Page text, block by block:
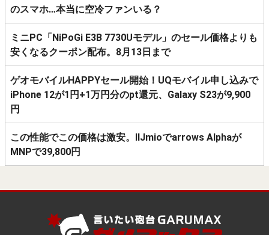
のスマホ…本当に空冷ファンいる？
ミニPC「NiPoGi E3B 7730Uモデル」のセール価格よりも
安くなるクーポン配布。8月13日まで
ゲオモバイルHAPPYセール開始！UQモバイル申し込みで
iPhone 12が1円+1万円分のpt還元、Galaxy S23が9,900
円
この性能でこの価格は激安。IIJmioでarrows Alphaが
MNPで39,800円